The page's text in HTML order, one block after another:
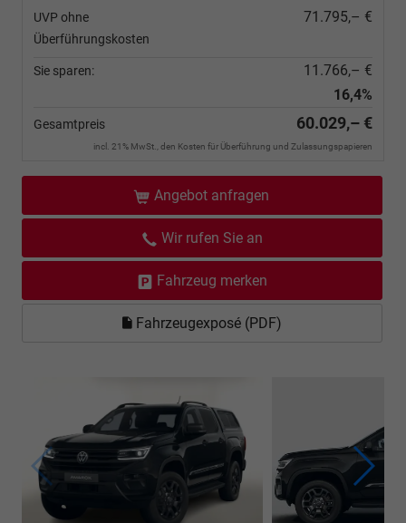
UVP ohne
Überführungskosten
71.795,– €
Sie sparen:
11.766,– €
16,4%
Gesamtpreis 60.029,– €
incl. 21% MwSt., den Kosten für Überführung und Zulassungspapieren
Angebot anfragen
Wir rufen Sie an
Fahrzeug merken
Fahrzeugexposé (PDF)